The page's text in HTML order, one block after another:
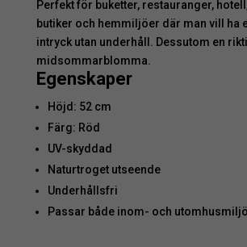
Perfekt för buketter, restauranger,
butiker och hemmiljöer där man vill ha
intryck utan underhåll. Dessutom en
midsommarblomma.
Egenskaper
Höjd: 52 cm
Färg: Röd
UV-skyddad
Naturtroget utseende
Underhållsfri
Passar både inom- och